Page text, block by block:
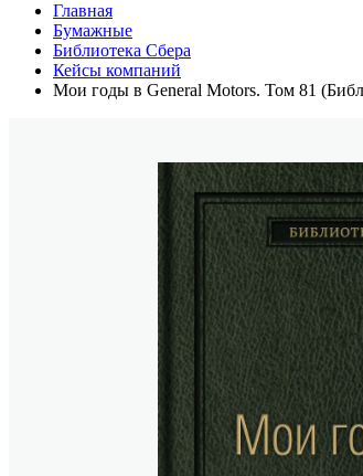
Главная
Бумажные
Библиотека Сбера
Кейсы компаний
Мои годы в General Motors. Том 81